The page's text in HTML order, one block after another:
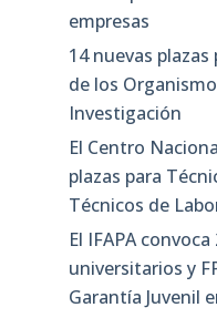
empresas
14 nuevas
de los
Investigación
El Centro
plazas para
Técnicos de
El IFAPA
universitarios y
Garantía Juvenil